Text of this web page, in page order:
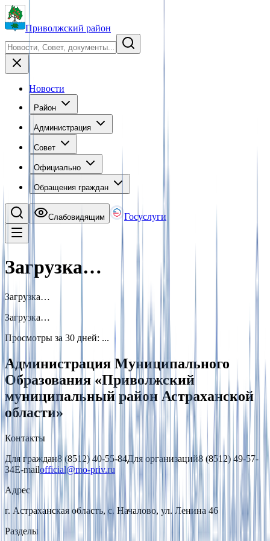
Приволжский район
Новости
Район
Администрация
Совет
Официально
Обращения граждан
Слабовидящим Госуслуги
Загрузка…
Загрузка…
Загрузка…
Просмотры за 30 дней: ...
Администрация Муниципального
Образования «Приволжский
муниципальный район Астраханской
области»
Контакты
Для граждан8 (8512) 40-55-84Для организаций8 (8512) 49-57-
34E-mailofficial@mo-priv.ru
Адрес
г. Астраханская область, с. Началово, ул. Ленина 46
Разделы